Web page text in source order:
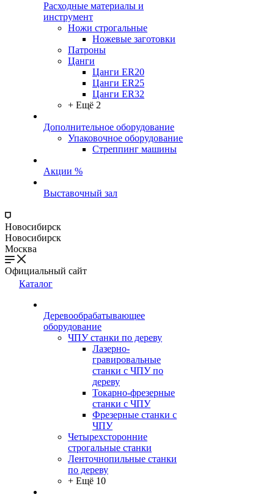
Расходные материалы и
инструмент
Ножи строгальные
Ножевые заготовки
Патроны
Цанги
Цанги ER20
Цанги ER25
Цанги ER32
+ Ещё 2
Дополнительное оборудование
Упаковочное оборудование
Стреппинг машины
Акции %
Выставочный зал
Новосибирск
Новосибирск
Москва
Официальный сайт
Каталог
Деревообрабатывающее
оборудование
ЧПУ станки по дереву
Лазерно-
гравировальные
станки с ЧПУ по
дереву
Токарно-фрезерные
станки с ЧПУ
Фрезерные станки с
ЧПУ
Четырехсторонние
строгальные станки
Ленточнопильные станки
по дереву
+ Ещё 10